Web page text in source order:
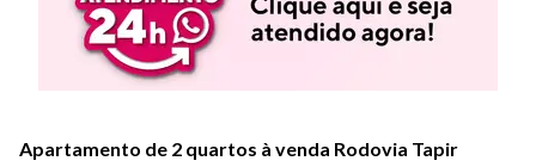
Apartamento de 2 quartos à venda Rodovia Tapir